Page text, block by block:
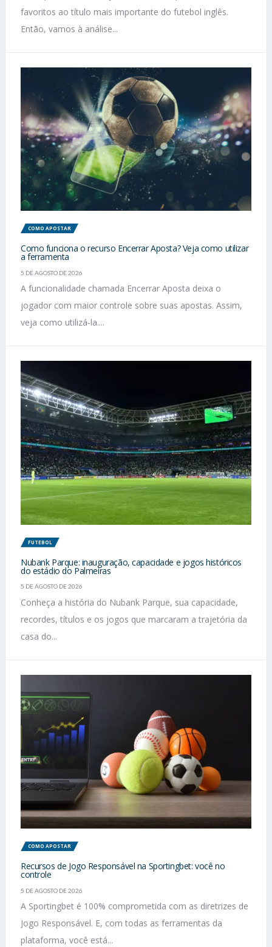
favoritos ao título mais importante do futebol inglês.
Então, vamos à análise...
COMO APOSTAR
Como funciona o recurso Encerrar Aposta? Veja como utilizar
a ferramenta
5 DE AGOSTO DE 2026
A funcionalidade chamada Encerrar Aposta deixa o
jogador com maior controle sobre suas apostas. Assim,
veja como utilizá-la....
FUTEBOL
Nubank Parque: inauguração, capacidade e jogos históricos
do estádio do Palmeiras
5 DE AGOSTO DE 2026
Conheça a história do Nubank Parque, sua capacidade,
recordes, títulos e os jogos que marcaram a trajetória da
casa do...
COMO APOSTAR
Recursos de Jogo Responsável na Sportingbet: você no
controle
5 DE AGOSTO DE 2026
A Sportingbet é 100% comprometida com as diretrizes de
Jogo Responsável. E, com todas as ferramentas da
plataforma, você está...